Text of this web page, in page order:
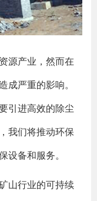
源产业，然而在
成严重的影响。
引进高效的除尘
我们将推动环保
设备和服务。
山行业的可持续